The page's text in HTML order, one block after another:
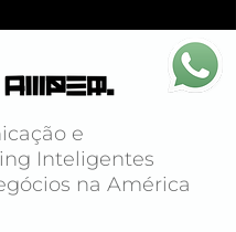
e
Inteligentes
na América